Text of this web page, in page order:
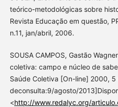
teórico-metodológicas sobre
Revista Educação em questão,
n.11, jan/abril, 2006.
SOUSA CAMPOS, Gastão
coletiva: campo e núcleo de
Saúde Coletiva [On-line] 2000,
deconsulta:9/agosto/
<http://www.redalyc.org/